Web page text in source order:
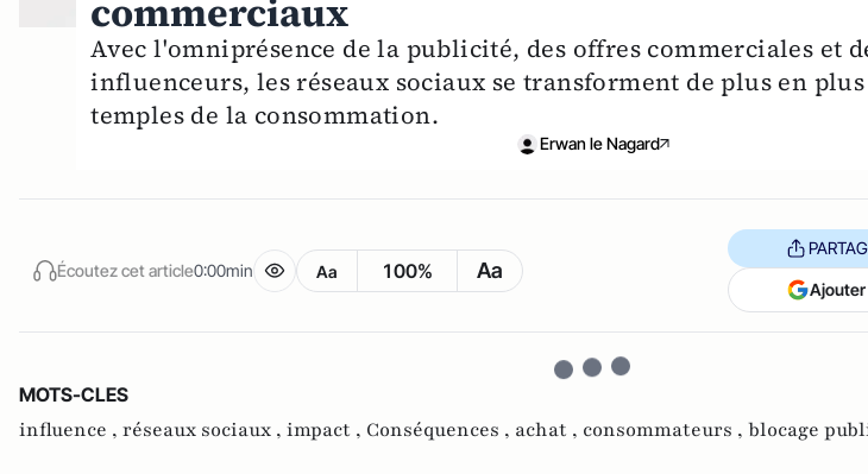
commerciaux
Avec l'omniprésence de la publicité, des offres commerciales et
influenceurs, les réseaux sociaux se transforment de plus en
temples de la consommation.
Erwan le Nagard
Écoutez cet article0:00min Aa 100% Aa
MOTS-CLES
influence , réseaux sociaux , impact , Conséquences , achat , consommateurs , blocage